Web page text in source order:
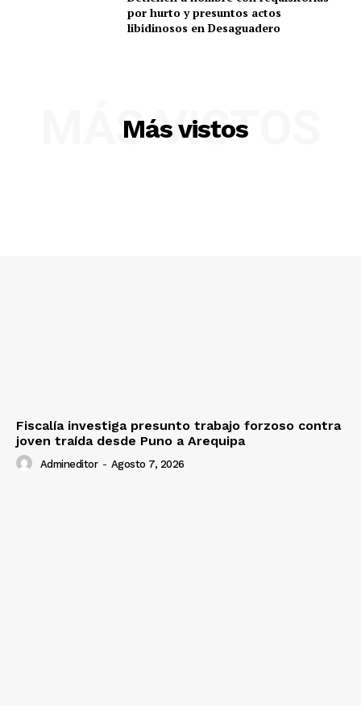
Diario los Andes
por hurto y presuntos actos
libidinosos en Desaguadero
Más vistos
MÁS VISTOS
Fiscalía investiga presunto trabajo forzoso contra
joven traída desde Puno a Arequipa
Admineditor - Agosto 7, 2026